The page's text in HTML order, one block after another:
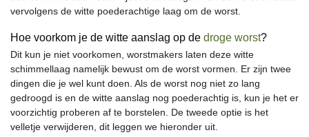
vervolgens de witte poederachtige laag om de worst.
Hoe voorkom je de witte aanslag op de droge worst?
Dit kun je niet voorkomen, worstmakers laten deze witte
schimmellaag namelijk bewust om de worst vormen. Er zijn twee
dingen die je wel kunt doen. Als de worst nog niet zo lang
gedroogd is en de witte aanslag nog poederachtig is, kun je het er
voorzichtig proberen af te borstelen. De tweede optie is het
velletje verwijderen, dit leggen we hieronder uit.